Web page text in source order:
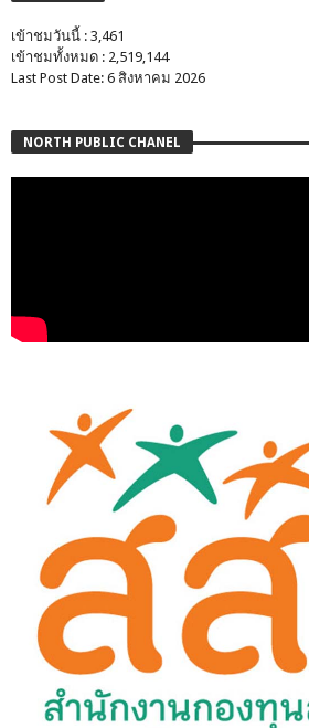
เข้าชมวันนี้ : 3,461
เข้าชมทั้งหมด : 2,519,144
Last Post Date: 6 สิงหาคม 2026
NORTH PUBLIC CHANEL